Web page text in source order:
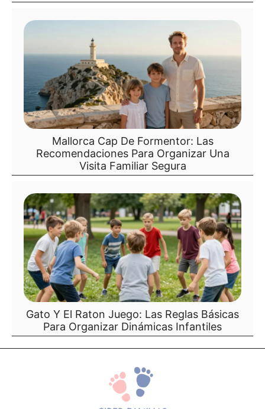
Mallorca Cap De Formentor: Las
Recomendaciones Para Organizar Una
Visita Familiar Segura
Gato Y El Raton Juego: Las Reglas Básicas
Para Organizar Dinámicas Infantiles